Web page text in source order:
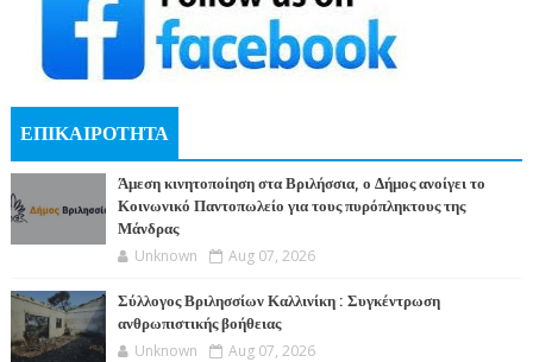
ΕΠΙΚΑΙΡΟΤΗΤΑ
Άμεση κινητοποίηση στα Βριλήσσια, ο Δήμος ανοίγει το
Κοινωνικό Παντοπωλείο για τους πυρόπληκτους της
Μάνδρας
Unknown Aug 07, 2026
Σύλλογος Βριλησσίων Καλλινίκη : Συγκέντρωση
ανθρωπιστικής βοήθειας
Unknown Aug 07, 2026